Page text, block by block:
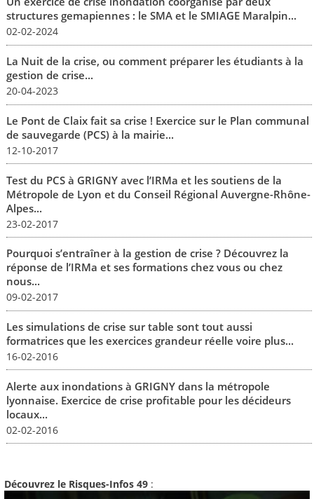
structures gemapiennes : le SMA et le SMIAGE Maralpin...
02-02-2024
La Nuit de la crise, ou comment préparer les étudiants à la
gestion de crise...
20-04-2023
Le Pont de Claix fait sa crise ! Exercice sur le Plan communal
de sauvegarde (PCS) à la mairie...
12-10-2017
Test du PCS à GRIGNY avec l’IRMa et les soutiens de la
Métropole de Lyon et du Conseil Régional Auvergne-Rhône-
Alpes...
23-02-2017
Pourquoi s’entraîner à la gestion de crise ? Découvrez la
réponse de l’IRMa et ses formations chez vous ou chez
nous...
09-02-2017
Les simulations de crise sur table sont tout aussi
formatrices que les exercices grandeur réelle voire plus...
16-02-2016
Alerte aux inondations à GRIGNY dans la métropole
lyonnaise. Exercice de crise profitable pour les décideurs
locaux...
02-02-2016
Découvrez le Risques-Infos 49 :